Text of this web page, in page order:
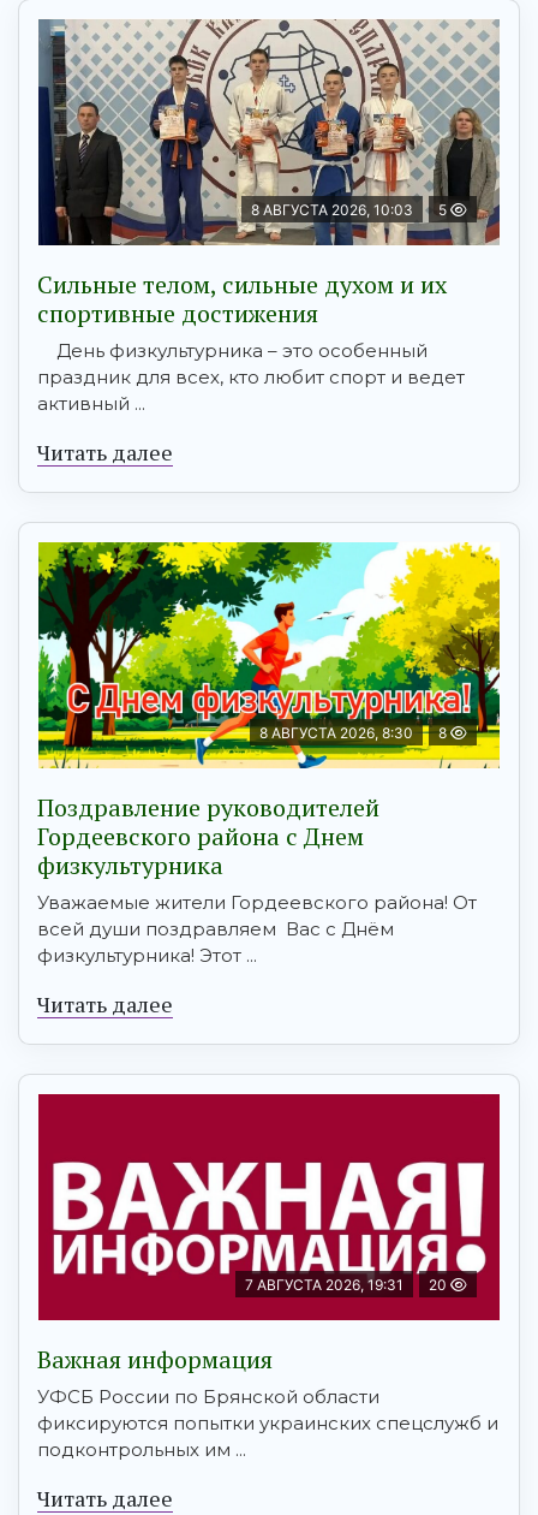
8 АВГУСТА 2026, 10:03 5
Сильные телом, сильные духом и их
спортивные достижения
День физкультурника – это особенный
праздник для всех, кто любит спорт и ведет
активный ...
Читать далее
8 АВГУСТА 2026, 8:30 8
Поздравление руководителей
Гордеевского района с Днем
физкультурника
Уважаемые жители Гордеевского района! От
всей души поздравляем Вас с Днём
физкультурника! Этот ...
Читать далее
7 АВГУСТА 2026, 19:31 20
Важная информация
УФСБ России по Брянской области
фиксируются попытки украинских спецслужб и
подконтрольных им ...
Читать далее